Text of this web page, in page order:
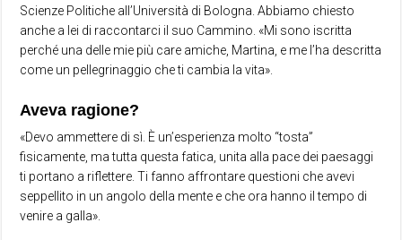
Scienze Politiche all’Università di Bologna. Abbiamo chiesto
anche a lei di raccontarci il suo Cammino. «Mi sono iscritta
perché una delle mie più care amiche, Martina, e me l’ha descritta
come un pellegrinaggio che ti cambia la vita».
Aveva ragione?
«Devo ammettere di sì. È un’esperienza molto “tosta”
fisicamente, ma tutta questa fatica, unita alla pace dei paesaggi
ti portano a riflettere. Ti fanno affrontare questioni che avevi
seppellito in un angolo della mente e che ora hanno il tempo di
venire a galla».